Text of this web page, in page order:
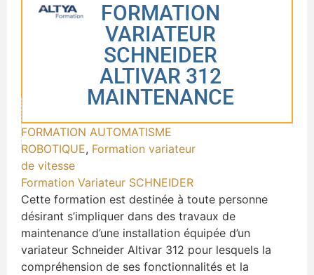
FORMATION
VARIATEUR
SCHNEIDER
ALTIVAR 312
MAINTENANCE
FORMATION AUTOMATISME
ROBOTIQUE, Formation variateur
de vitesse
Formation Variateur SCHNEIDER
Cette formation est destinée à toute personne
désirant s’impliquer dans des travaux de
maintenance d’une installation équipée d’un
variateur Schneider Altivar 312 pour lesquels la
compréhension de ses fonctionnalités et la